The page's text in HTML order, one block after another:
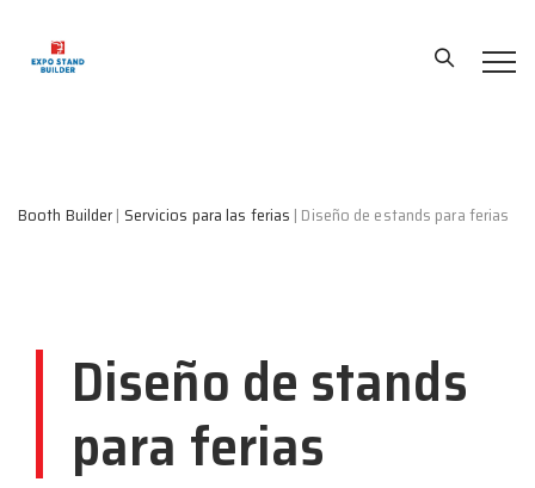
Booth Builder| Servicios para las ferias | Diseño de estands para ferias
Diseño de stands
para ferias